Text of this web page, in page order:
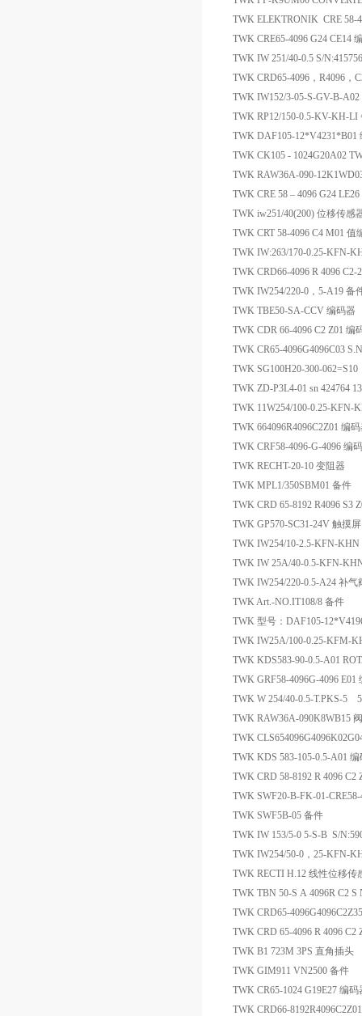
TWK ELEKTRONIK CRE 58-
TWK CRE65-4096 G24 CE14
TWK IW 251/40-0.5 S/
TWK CRD65-4096，R4096，
TWK IW152/3-05-S-GV-B-
TWK RP12/150-0.5-KV-KH-LI
TWK DAF105-12*V4231*B01
TWK CK105 - 1024G20A02
TWK RAW36A-090-
TWK CRE 58 – 4096 G24
TWK iw251/40(200) 位移传感
TWK CRT 58-4096 C4 M01 值
TWK IW:263/170-0.25-KFN-
TWK CRD66-4096 R 4096
TWK IW254/220-0，5-A19 备
TWK TBE50-SA-CCV 编码器
TWK CDR 66-4096 C2 Z01 编
TWK CR65-4096G4096C03
TWK SG100H20-300-
TWK ZD-P3L4-01 sn 424764
TWK 11W254/100-0.25-KFN-
TWK 664096R4096C2Z01 编
TWK CRF58-4096-G-4096 编
TWK RECHT-20-10 变阻器
TWK MPL1/350SBM01 备件
TWK CRD 65-8192 R4096 S3
TWK GP570-SC31-24V 触摸屏
TWK IW254/10-2.5-KFN-KHN
TWK IW 25A/40-0.5-KFN-
TWK IW254/220-0.5-A24 补气
TWK Art.-NO.IT108/8 备件
TWK 型号：DAF105-
TWK IW25A/100-0.25-KFM-
TWK KDS583-90-0.5-A01
TWK GRF58-4096G-4096 E01
TWK W 254/40-0.5-T.PKS-5
TWK RAW36A-090K8WB15
TWK
TWK KDS 583-105-0.5-A01
TWK CRD 58-8192 R 4096 C2
TWK SWF20-B-FK-01-
TWK SWF5B-05 备件
TWK IW 153/5-0 5-S-B S/
TWK IW254/50-0，25-KFN-
TWK RECTI H.12 线性位移传
TWK TBN 50-S A 4096R C2 S
TWK CRD65-
TWK CRD 65-4096 R 4096 C2
TWK B1 723M 3PS 直角插头
TWK GIM911 VN2500 备件
TWK CR65-1024 G19E27 编码
TWK CRD66-